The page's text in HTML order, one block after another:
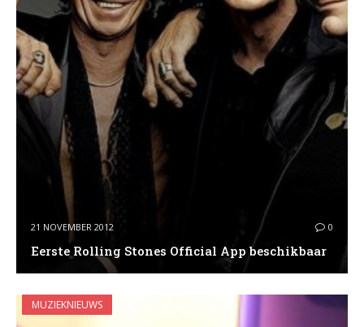
21 NOVEMBER 2012 0
Eerste Rolling Stones Official App beschikbaar
MUZIEKNIEUWS